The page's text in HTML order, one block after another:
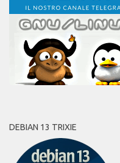
DEBIAN 13 TRIXIE